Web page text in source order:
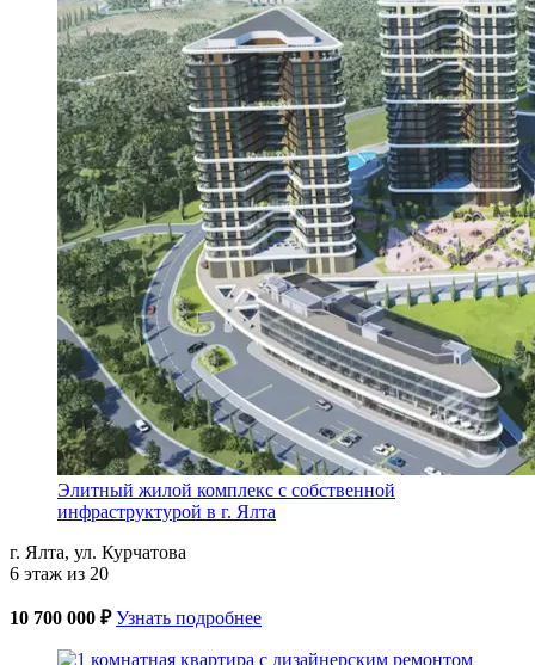
Элитный жилой комплекс с собственной
инфраструктурой в г. Ялта
г. Ялта, ул. Курчатова
6 этаж из 20
10 700 000 ₽ Узнать подробнее